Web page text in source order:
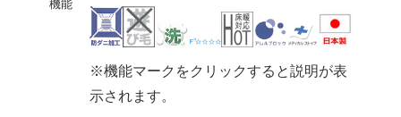
機能
※機能マークをクリックすると説明が表
示されます。